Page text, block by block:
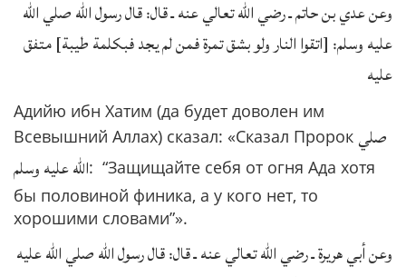
وعن عدي بن حاتم ـ رضي الله تعالي عنه ـ قال: قال رسول الله صلي الله
عليه وسلم: [اتقوا النار ولو بشق تمرة فمن لم يجد فبكلمة طيبة] متفق
عليه
Адийю ибн Хатим (да будет доволен им
Всевышний Аллах) сказал: «Сказал Пророк صلي
الله عليه وسلم: “Защищайте себя от огня Ада хотя
бы половиной финика, а у кого нет, то
хорошими словами”».
وعن أبي هريرة ـ رضي الله تعالي عنه ـ قال: قال رسول الله صلي الله عليه